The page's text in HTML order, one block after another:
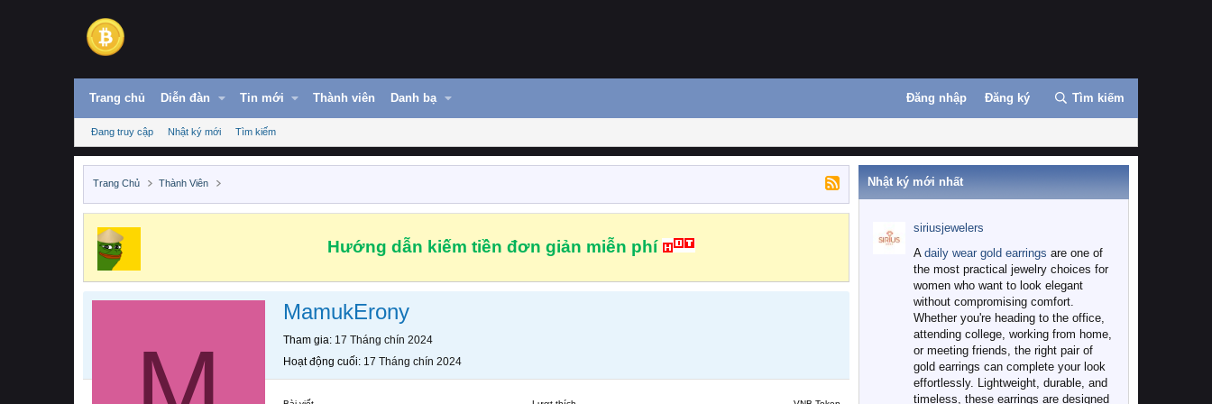
Trang chủ Diễn đàn Tin mới Thành viên Danh bạ Đăng nhập Đăng ký Tìm kiếm
Đang truy cập Nhật ký mới Tìm kiếm
Trang Chủ Thành Viên
Hướng dẫn kiếm tiền đơn giản miễn phí
MamukErony
Tham gia 17 Tháng chín 2024
Hoạt động cuối 17 Tháng chín 2024
Nhật ký mới nhất
siriusjewelers
A daily wear gold earrings are one of
the most practical jewelry choices for
women who want to look elegant
without compromising comfort.
Whether you're heading to the office,
attending college, working from home,
or meeting friends, the right pair of
gold earrings can complete your look
effortlessly. Lightweight, durable, and
timeless, these earrings are designed